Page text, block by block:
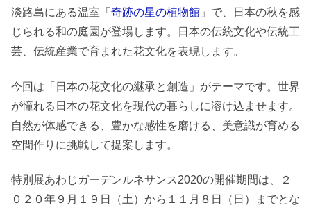
淡路島にある温室「 奇跡の星の植物館 」で、日本の秋を感
じられる和の庭園が登場します。日本の伝統文化や伝統工
芸、伝統産業で育まれた花文化を表現します。
今回は「日本の花文化の継承と創造」がテーマです。世界
が憧れる日本の花文化を現代の暮らしに溶け込ませます。
自然が体感できる、豊かな感性を磨ける、美意識が育める
空間作りに挑戦して提案します。
特別展あわじガーデンルネサンス2020の開催期間は、２
０２０年９月１９日（土）から１１月８日（日）までとな